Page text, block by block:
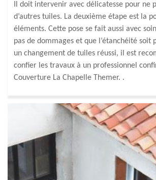
Il doit intervenir avec délicatesse pour ne
d’autres tuiles. La deuxième étape est la
éléments. Cette pose se fait aussi avec
pas de dommages et que l’étanchéité soit
un changement de tuiles réussi, il est
confier les travaux à un professionnel
Couverture La Chapelle Themer. .